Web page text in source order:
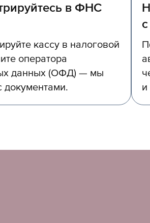
в ФНС
кассу в налоговой
оператора
данных (ОФД) — мы
и